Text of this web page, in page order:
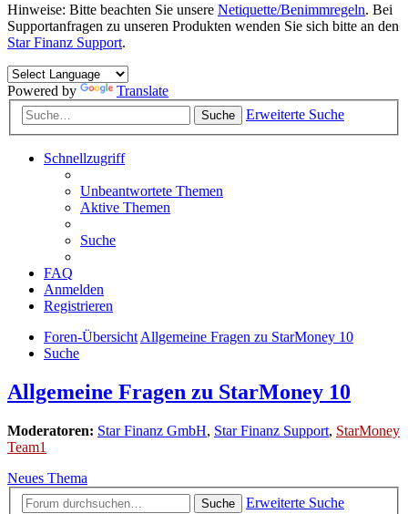
Hinweise: Bitte beachten Sie unsere Netiquette/Benimmregeln. Bei
Supportanfragen zu unseren Produkten wenden Sie sich bitte an den
Star Finanz Support.
Powered by Translate
Suche Erweiterte Suche
Schnellzugriff
Unbeantwortete Themen
Aktive Themen
Suche
FAQ
Anmelden
Registrieren
Foren-ÜbersichtAllgemeine Fragen zu StarMoney 10
Suche
Allgemeine Fragen zu StarMoney 10
Moderatoren: Star Finanz GmbH, Star Finanz Support, StarMoney
Team1
Neues Thema
Suche
Erweiterte Suche